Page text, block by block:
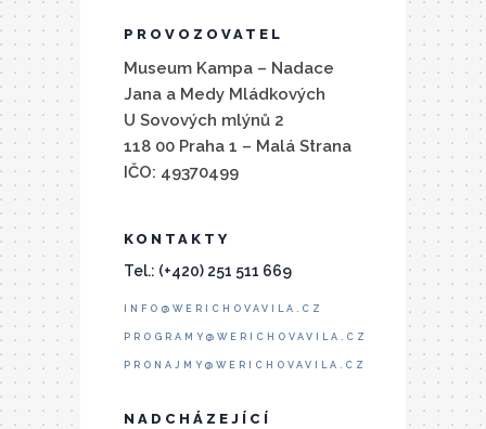
PROVOZOVATEL
Museum Kampa – Nadace
Jana a Medy Mládkových
U Sovových mlýnů 2
118 00 Praha 1 – Malá Strana
IČO: 49370499
KONTAKTY
Tel.: (+420) 251 511 669
INFO@WERICHOVAVILA.CZ
PROGRAMY@WERICHOVAVILA.CZ
PRONAJMY@WERICHOVAVILA.CZ
NADCHÁZEJÍCÍ